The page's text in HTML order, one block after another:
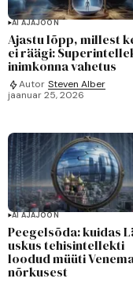
AI AJAJOON
Ajastu lõpp, millest
ei räägi:
inimkonna vahetus
Autor Steven Alber
jaanuar 25, 2026
AI AJAJOON
Peegelsõda: kuidas
uskus tehisintellekti
loodud müüti
nõrkusest